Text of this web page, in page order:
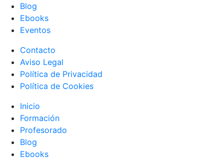
Blog
Ebooks
Eventos
Contacto
Aviso Legal
Política de Privacidad
Política de Cookies
Inicio
Formación
Profesorado
Blog
Ebooks